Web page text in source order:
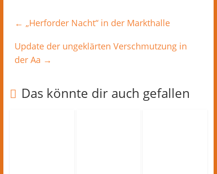
← „Herforder Nacht“ in der Markthalle
Update der ungeklärten Verschmutzung in
der Aa →
Das könnte dir auch gefallen